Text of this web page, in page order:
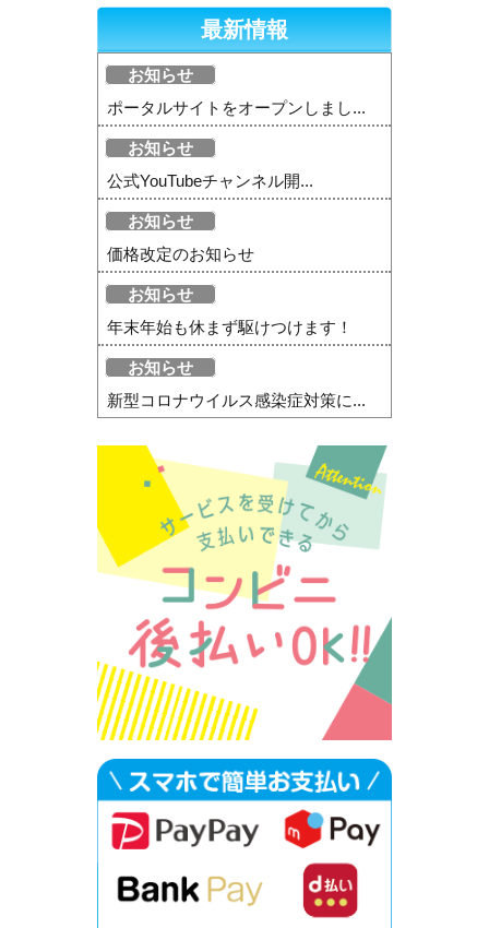
最新情報
お知らせ
ポータルサイトをオープンしまし...
お知らせ
公式YouTubeチャンネル開...
お知らせ
価格改定のお知らせ
お知らせ
年末年始も休まず駆けつけます！
お知らせ
新型コロナウイルス感染症対策に...